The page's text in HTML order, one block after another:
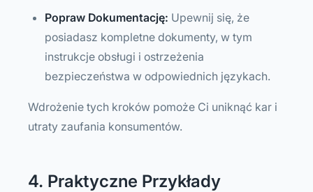
Popraw Dokumentację: Upewnij się, że
posiadasz kompletne dokumenty, w tym
instrukcje obsługi i ostrzeżenia
bezpieczeństwa w odpowiednich językach.
Wdrożenie tych kroków pomoże Ci uniknąć kar i
utraty zaufania konsumentów.
4. Praktyczne Przykłady